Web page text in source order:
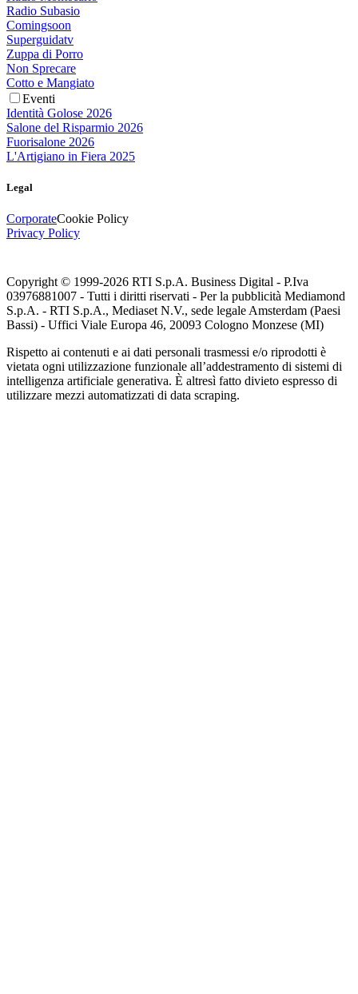
Radio Subasio
Comingsoon
Superguidatv
Zuppa di Porro
Non Sprecare
Cotto e Mangiato
Eventi
Identità Golose 2026
Salone del Risparmio 2026
Fuorisalone 2026
L'Artigiano in Fiera 2025
Legal
CorporateCookie Policy
Privacy Policy
Copyright © 1999-2026 RTI S.p.A. Business Digital - P.Iva
03976881007 - Tutti i diritti riservati - Per la pubblicità Mediamond
S.p.A. - RTI S.p.A., Mediaset N.V., sede legale Amsterdam (Paesi
Bassi) - Uffici Viale Europa 46, 20093 Cologno Monzese (MI)
Rispetto ai contenuti e ai dati personali trasmessi e/o riprodotti è
vietata ogni utilizzazione funzionale all’addestramento di sistemi di
intelligenza artificiale generativa. È altresì fatto divieto espresso di
utilizzare mezzi automatizzati di data scraping.